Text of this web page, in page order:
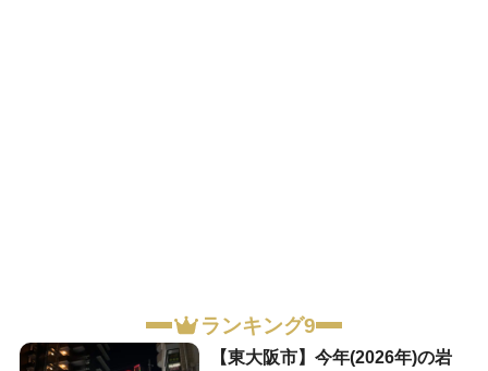
ランキング9
【東大阪市】今年(2026年)の岩